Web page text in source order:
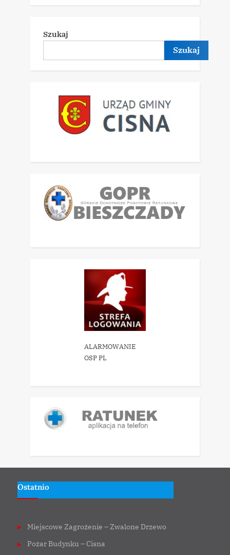
Szukaj
Szukaj
ALARMOWANIE
OSP PL
Ostatnio
Miejscowe Zagrożenie – Zwalone Drzewo
Pożar Budynku – Cisna